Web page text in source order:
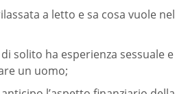
a letto e sa cosa vuole nel
solito ha esperienza sessuale e
un uomo;